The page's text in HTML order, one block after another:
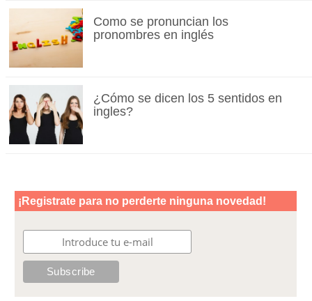
Como se pronuncian los
pronombres en inglés
¿Cómo se dicen los 5 sentidos en
ingles?